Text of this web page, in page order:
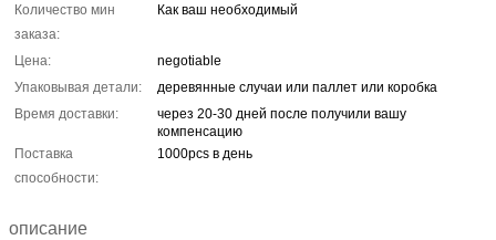
Количество мин
заказа:
Как ваш необходимый
Цена:
negotiable
Упаковывая детали:
деревянные случаи или паллет или коробка
Время доставки:
через 20-30 дней после получили вашу
компенсацию
Поставка
способности:
1000pcs в день
описание